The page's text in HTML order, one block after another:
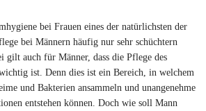
bei Frauen eines der natürlichsten der
bei Männern häufig nur sehr schüchtern
gilt auch für Männer, dass die Pflege des
ist. Denn dies ist ein Bereich, in welchem
und Bakterien ansammeln und unangenehme
entstehen können. Doch wie soll Mann